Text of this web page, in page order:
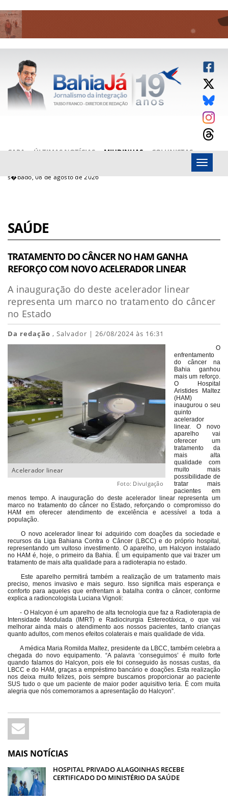
CAPA ÚLTIMAS NOTÍCIAS MIUDINHAS
COLUNISTAS
s�bado, 08 de agosto de 2026
Menu
SAÚDE
TRATAMENTO DO CÂNCER NO HAM GANHA
REFORÇO COM NOVO ACELERADOR LINEAR
A inauguração do deste acelerador linear
representa um marco no tratamento do câncer
no Estado
Da redação , Salvador | 26/08/2024 às 16:31
Acelerador linear
Foto: Divulgação
O
enfrentamento
do câncer na
Bahia ganhou
mais um reforço.
O Hospital
Aristides Maltez
(HAM)
inaugurou o seu
quinto
acelerador
linear. O novo
aparelho vai
oferecer um
tratamento da
mais alta
qualidade com
muito mais
possibilidade de
tratar mais
pacientes em
menos tempo. A inauguração do deste acelerador linear representa um
marco no tratamento do câncer no Estado, reforçando o compromisso do
HAM em oferecer atendimento de excelência e acessível a toda a
população.
O novo acelerador linear foi adquirido com doações da sociedade e
recursos da Liga Bahiana Contra o Câncer (LBCC) e do próprio hospital,
representando um vultoso investimento. O aparelho, um Halcyon instalado
no HAM é, hoje, o primeiro da Bahia. É um equipamento que vai trazer um
tratamento de mais alta qualidade para a radioterapia no estado.
Este aparelho permitirá também a realização de um tratamento mais
preciso, menos invasivo e mais seguro. Isso significa mais esperança e
conforto para aqueles que enfrentam a batalha contra o câncer, conforme
explica a radioncologista Luciana Vignoli:
- O Halcyon é um aparelho de alta tecnologia que faz a Radioterapia de
Intensidade Modulada (IMRT) e Radiocirurgia Estereotáxica, o que vai
melhorar ainda mais o atendimento aos nossos pacientes, tanto crianças
quanto adultos, com menos efeitos colaterais e mais qualidade de vida.
A médica Maria Romilda Maltez, presidente da LBCC, também celebra a
chegada do novo equipamento. “A palavra ‘conseguimos’ é muito forte
quando falamos do Halcyon, pois ele foi conseguido às nossas custas, da
LBCC e do HAM, graças a empréstimo bancário e doações. Esta realização
nos deixa muito felizes, pois sempre buscamos proporcionar ao paciente
SUS tudo o que um paciente de maior poder aquisitivo teria. É com muita
alegria que nós comemoramos a apresentação do Halcyon”.
MAIS NOTÍCIAS
HOSPITAL PRIVADO ALAGOINHAS RECEBE
CERTIFICADO DO MINISTÉRIO DA SAÚDE